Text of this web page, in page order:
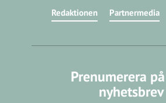
Redaktionen Partnermedia
Prenumerera
nyhetsbrev